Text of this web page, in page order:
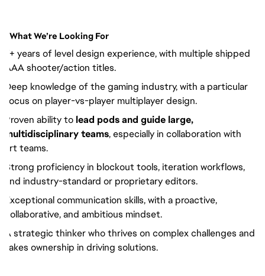
What We’re Looking For
7+ years of level design experience, with multiple shipped
AAA shooter/action titles.
Deep knowledge of the gaming industry, with a particular
focus on player-vs-player multiplayer design.
Proven ability to lead pods and guide large,
multidisciplinary teams, especially in collaboration with
art teams.
Strong proficiency in blockout tools, iteration workflows,
and industry-standard or proprietary editors.
Exceptional communication skills, with a proactive,
collaborative, and ambitious mindset.
A strategic thinker who thrives on complex challenges and
takes ownership in driving solutions.